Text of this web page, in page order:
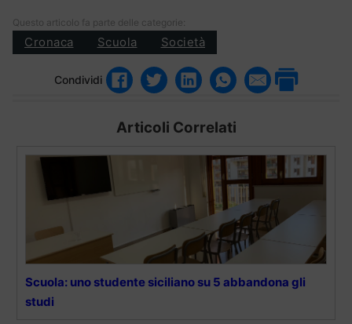
Questo articolo fa parte delle categorie:
Cronaca Scuola Società
Condividi
Articoli Correlati
Scuola: uno studente siciliano su 5 abbandona gli
studi